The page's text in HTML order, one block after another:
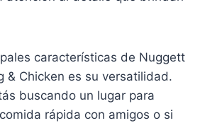
características de Nuggett
& Chicken es su versatilidad.
buscando un lugar para
rápida con amigos o si